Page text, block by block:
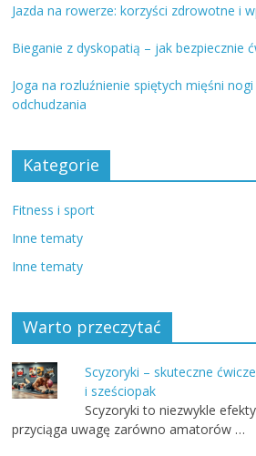
Jazda na rowerze: korzyści zdrowotne i
Bieganie z dyskopatią – jak bezpiecznie
Joga na rozluźnienie spiętych mięśni nogi
odchudzania
Kategorie
Fitness i sport
Inne tematy
Inne tematy
Warto przeczytać
Scyzoryki – skuteczne
i sześciopak
Scyzoryki to niezwykle
przyciąga uwagę zarówno amatorów …